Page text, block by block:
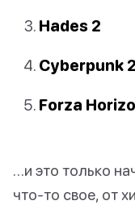
Hades 2
Cyberpunk
Forza
…и это только
что-то свое, от